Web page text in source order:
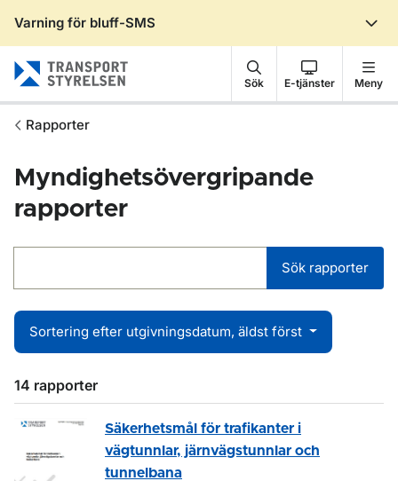
Varning för bluff-SMS
Sök E-tjänster Meny
Rapporter
Myndighetsövergripande
rapporter
Sortering efter utgivningsdatum, äldst först
14 rapporter
Säkerhetsmål för trafikanter i
vägtunnlar, järnvägstunnlar och
tunnelbana